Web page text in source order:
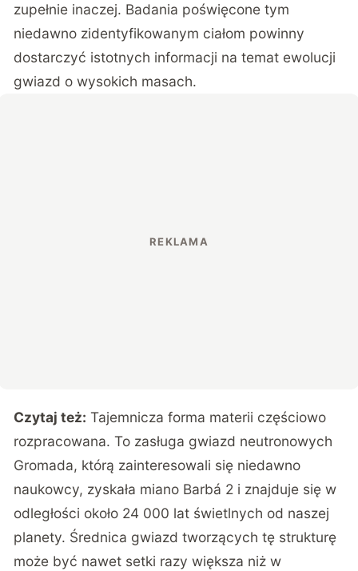
zupełnie inaczej. Badania poświęcone tym
niedawno zidentyfikowanym ciałom powinny
dostarczyć istotnych informacji na temat ewolucji
gwiazd o wysokich masach.
Czytaj też: Tajemnicza forma materii częściowo
rozpracowana. To zasługa gwiazd neutronowych
Gromada, którą zainteresowali się niedawno
naukowcy, zyskała miano Barbá 2 i znajduje się w
odległości około 24 000 lat świetlnych od naszej
planety. Średnica gwiazd tworzących tę strukturę
może być nawet setki razy większa niż w